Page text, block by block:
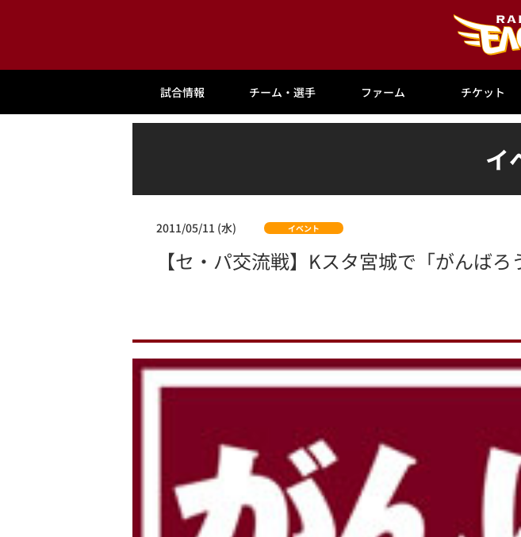
試合情報 チーム・選手 ファーム チケット
イ
2011/05/11 (水) イベント
【セ・パ交流戦】Kスタ宮城で「がんば